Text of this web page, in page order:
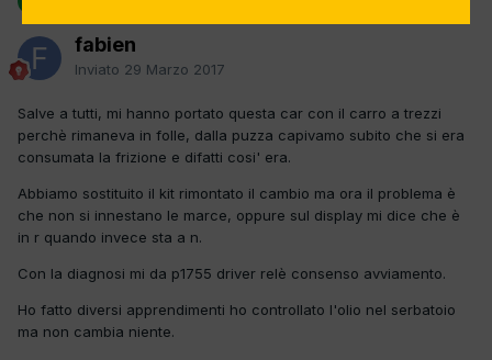
fabien
Inviato 29 Marzo 2017
Salve a tutti, mi hanno portato questa car con il carro a trezzi
perchè rimaneva in folle, dalla puzza capivamo subito che si era
consumata la frizione e difatti cosi' era.
Abbiamo sostituito il kit rimontato il cambio ma ora il problema è
che non si innestano le marce, oppure sul display mi dice che è
in r quando invece sta a n.
Con la diagnosi mi da p1755 driver relè consenso avviamento.
Ho fatto diversi apprendimenti ho controllato l'olio nel serbatoio
ma non cambia niente.